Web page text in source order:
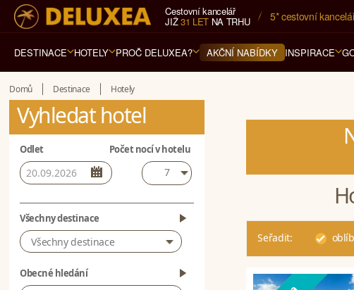
Cestovní kancelář
JIŽ31 LETNA TRHU 5* cestovní
DESTINACE HOTELY PROČ DELUXEA? AKČNÍ NABÍDKY INSPIRACE
Domů Destinace Hotely
Vyhledat hotel
Odlet Počet nocí v hotelu
7
Všechny destinace
Všechny destinace
Obecné hledání
Seřadit: